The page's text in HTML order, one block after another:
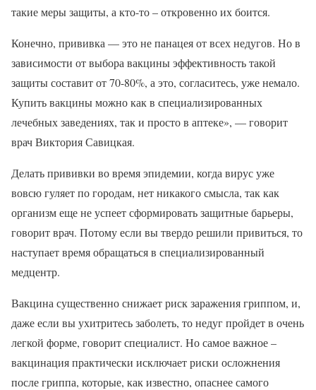
такие меры защиты, а кто-то – откровенно их боится.
Конечно, прививка — это не панацея от всех недугов. Но в
зависимости от выбора вакцины эффективность такой
защиты составит от 70-80%, а это, согласитесь, уже немало.
Купить вакцины можно как в специализированных
лечебных заведениях, так и просто в аптеке», — говорит
врач Виктория Савицкая.
Делать прививки во время эпидемии, когда вирус уже
вовсю гуляет по городам, нет никакого смысла, так как
организм еще не успеет сформировать защитные барьеры,
говорит врач. Потому если вы твердо решили привиться, то
наступает время обращаться в специализированный
медцентр.
Вакцина существенно снижает риск заражения гриппом, и,
даже если вы ухитритесь заболеть, то недуг пройдет в очень
легкой форме, говорит специалист. Но самое важное –
вакцинация практически исключает риски осложнения
после гриппа, которые, как известно, опаснее самого